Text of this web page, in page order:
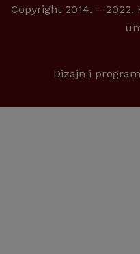
Copyright 2014. –
Dizajn i